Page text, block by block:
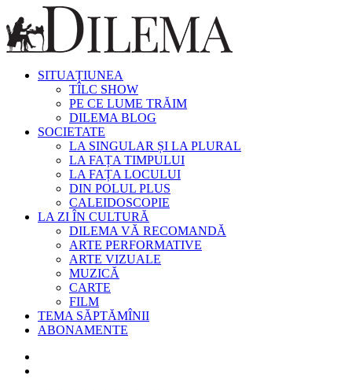
SITUAȚIUNEA
TÎLC SHOW
PE CE LUME TRĂIM
DILEMA BLOG
SOCIETATE
LA SINGULAR ȘI LA PLURAL
LA FAȚA TIMPULUI
LA FAȚA LOCULUI
DIN POLUL PLUS
CALEIDOSCOPIE
LA ZI ÎN CULTURĂ
DILEMA VĂ RECOMANDĂ
ARTE PERFORMATIVE
ARTE VIZUALE
MUZICĂ
CARTE
FILM
TEMA SĂPTĂMÎNII
ABONAMENTE